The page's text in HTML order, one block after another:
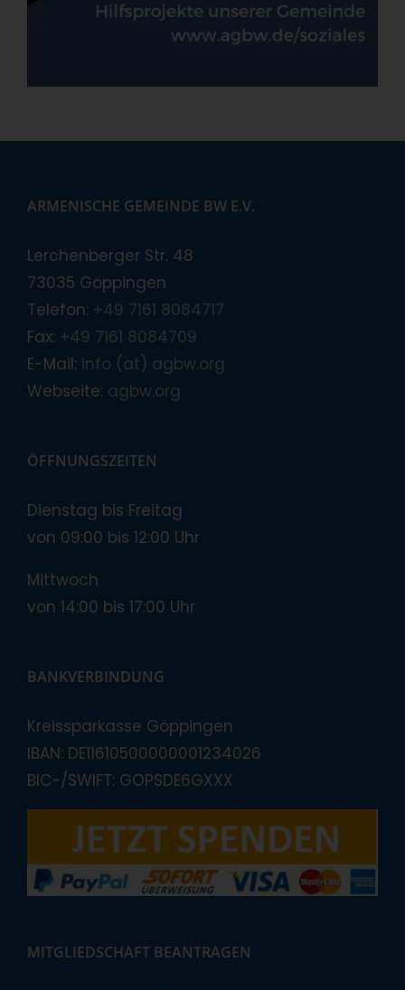
ARMENISCHE GEMEINDE BW E.V.
Lerchenberger Str. 48
73035 Göppingen
Telefon: +49 7161 8084717
Fax: +49 7161 8084709
E-Mail: info (at) agbw.org
Webseite: agbw.org
ÖFFNUNGSZEITEN
Dienstag bis Freitag
von 09:00 bis 12:00 Uhr
Mittwoch
von 14:00 bis 17:00 Uhr
BANKVERBINDUNG
Kreissparkasse Göppingen
IBAN: DE11610500000001234026
BIC-/SWIFT: GOPSDE6GXXX
MITGLIEDSCHAFT BEANTRAGEN